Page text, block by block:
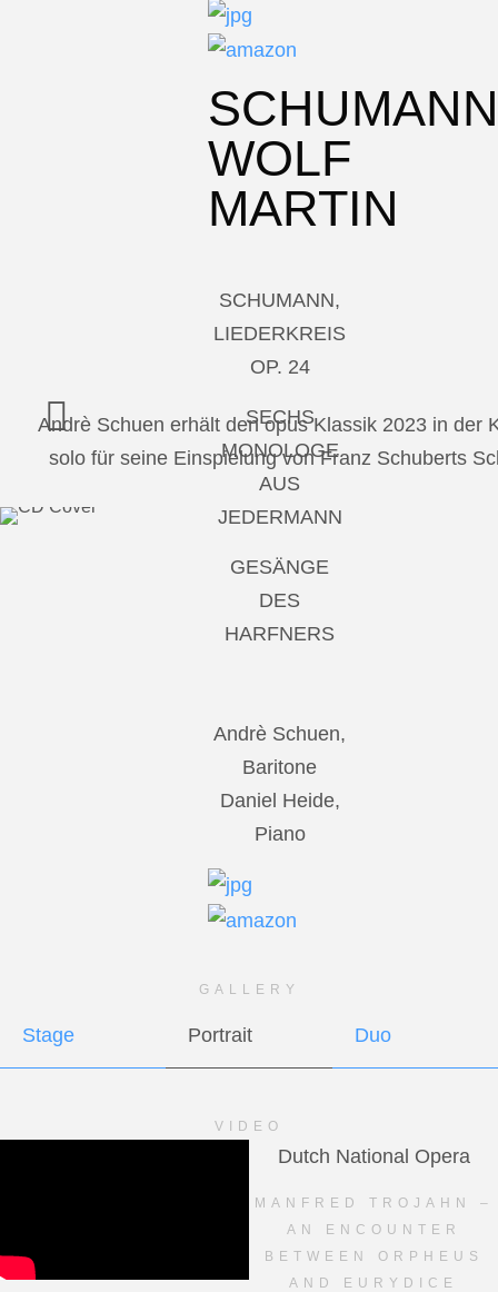
SCHUMANN
WOLF
MARTIN
SCHUMANN,
LIEDERKREIS
OP. 24
SECHS
MONOLOGE
AUS
JEDERMANN
GESÄNGE
DES
HARFNERS
Andrè Schuen,
Baritone
Daniel Heide,
Piano
GALLERY
Stage Portrait Duo
VIDEO
Dutch National Opera
MANFRED TROJAHN –
AN ENCOUNTER
BETWEEN ORPHEUS
AND EURYDICE
Andrè Schuen erhält den opus Klassik 2023 in der
solo für seine Einspielung von Franz Schuberts